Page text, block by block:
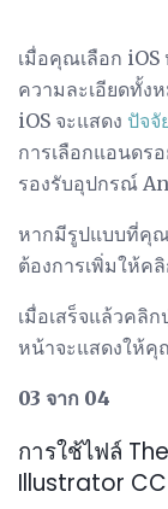
เมื่อคุณเลือก iOS
ความละเอียดทั้ง
iOS จะแสดง ปัจจั
การเลือกแอนดร
รองรับอุปกรณ์
หากมีรูปแบบที่คุ
ต้องการเพิ่มให้ค
เมื่อเสร็จแล้วคลิ
หน้าจะแสดงให้คุ
03 จาก 04
การใช้ไฟล์
Illustrator CC